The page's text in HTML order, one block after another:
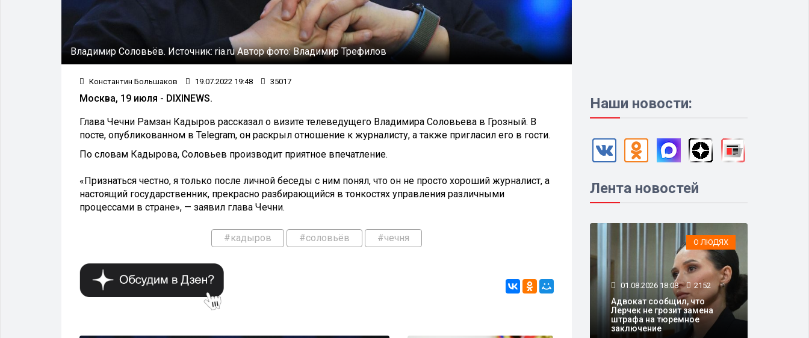
Владимир Соловьёв. Источник: ria.ruАвтор фото:Владимир Трефилов
Константин Большаков 19.07.2022 19:48 35017
Москва, 19 июля - DIXINEWS.
Глава Чечни Рамзан Кадыров рассказал о визите телеведущего Владимира Соловьева в Грозный. В
посте, опубликованном в Telegram, он раскрыл отношение к журналисту, а также пригласил его в гости.
По словам Кадырова, Соловьев производит приятное впечатление.
«Признаться честно, я только после личной беседы с ним понял, что он не просто хороший журналист, а
настоящий государственник, прекрасно разбирающийся в тонкостях управления различными
процессами в стране», — заявил глава Чечни.
#кадыров #соловьёв #чечня
Наши новости:
Лента новостей
О ЛЮДЯХ
01.08.2026 18:08 2152
Адвокат сообщил, что
Лерчек не грозит замена
штрафа на тюремное
заключение